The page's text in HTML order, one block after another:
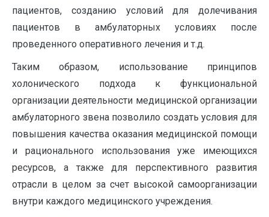
пациентов, созданию условий для долечивания
пациентов в амбулаторных условиях после
проведенного оперативного лечения и т.д.
Таким образом, использование принципов
холонического подхода к функциональной
организации деятельности медицинской организации
амбулаторного звена позволило создать условия для
повышения качества оказания медицинской помощи
и рационального использования уже имеющихся
ресурсов, а также для перспективного развития
отрасли в целом за счет высокой самоорганизации
внутри каждого медицинского учреждения.